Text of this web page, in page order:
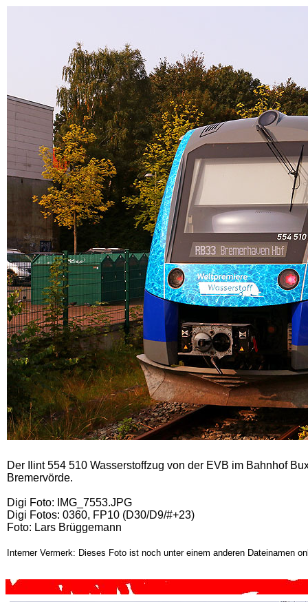
Der Ilint 554 510 Wasserstoffzug von der EVB im Bahnhof
Bremervörde.
Digi Foto: IMG_7553.JPG
Digi Fotos: 0360, FP10 (D30/D9/#+23)
Foto: Lars Brüggemann
Interner Vermerk: Dieses Foto ist noch unter einem anderen Dateinamen